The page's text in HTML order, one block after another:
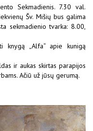
Sekmadienis. 7.30 val.
Šv. Mišių bus galima
sekmadienio tvarka: 8.00,
knygą „Alfa“ apie kunigą
ir aukas skirtas parapijos
Ačiū už jūsų gerumą.